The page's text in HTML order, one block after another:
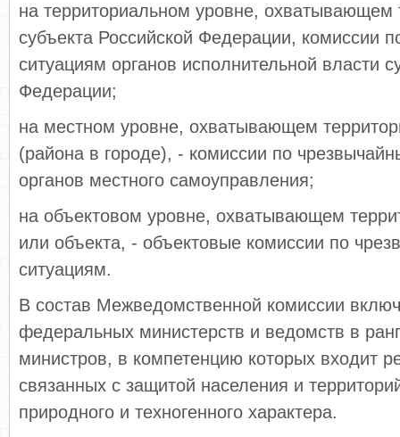
на территориальном уровне, охватывающем
субъекта Российской Федерации, комиссии
ситуациям органов исполнительной власти
Федерации;
на местном уровне, охватывающем
(района в городе), - комиссии по
органов местного самоуправления;
на объектовом уровне, охватывающем
или объекта, - объектовые комиссии по
ситуациям.
В состав Межведомственной комиссии
федеральных министерств и ведомств в
министров, в компетенцию которых входит
связанных с защитой населения и
природного и техногенного характера.